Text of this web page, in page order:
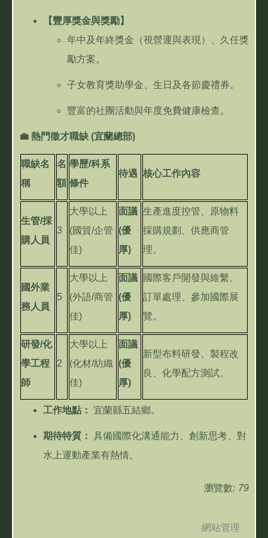
【豐厚獎金與獎勵】
年中及年終獎金（視營運與表現）、久任獎
勵方案。
子女教育獎助學金、生日及各節慶禮券。
豐富的社團活動與年度免費健康檢查。
💼 熱門徵才職缺 (宜蘭總部)
職缺名
稱
名
額
學歷/科系
條件
待遇 核心工作內容
生管/採
購人員
3
大學以上
(國貿/企管
佳)
面議
(優
厚)
生產進度控管、原物料
採購規劃、供應商管
理。
國外業
務人員
5
大學以上
(外語/商管
佳)
面議
(優
厚)
國際客戶開發與維繫、
訂單處理、參加國際展
覽。
研發/化
學工程
師
2
大學以上
(化材/紡織
佳)
面議
(優
厚)
新型布料研發、製程改
良、化學配方測試。
工作地點： 宜蘭縣五結鄉。
期待特質： 具備國際化溝通能力、創新思考、對
水上運動產業有熱情。
瀏覽數: 79
網站管理